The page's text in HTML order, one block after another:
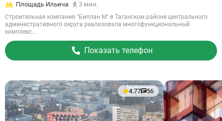
Площадь Ильича
3 мин.
Строительная компания "Биплан М" в Таганском районе центрального
административного округа реализовала многофункциональный
комплекс...
Показать телефон
4.77 56